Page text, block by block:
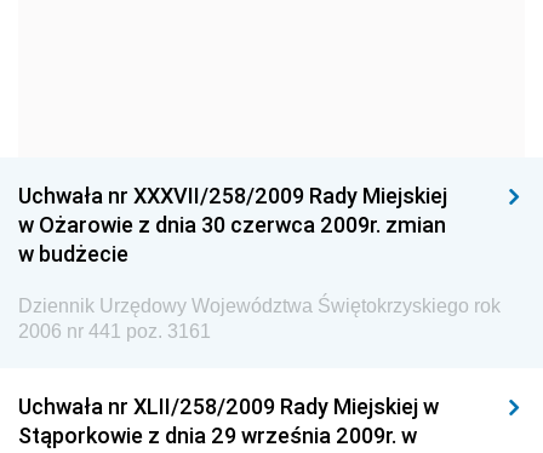
Dziennik Urzędowy Ministra Pracy i Polityki
Społecznej
Dziennik Urzędowy Urzędu Lotnictwa Cywilnego
Dziennik Urzędowy Ministerstwa Hutnictwa i
Przemysłu Maszynowego
Uchwała nr XXXVII/258/2009 Rady Miejskiej
w Ożarowie z dnia 30 czerwca 2009r. zmian
w budżecie
Dziennik Urzędowy Województwa Świętokrzyskiego rok
2006 nr 441 poz. 3161
Uchwała nr XLII/258/2009 Rady Miejskiej w
Stąporkowie z dnia 29 września 2009r. w